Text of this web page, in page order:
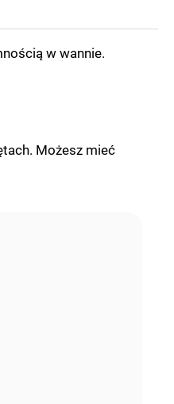
w wannie.
Możesz mieć